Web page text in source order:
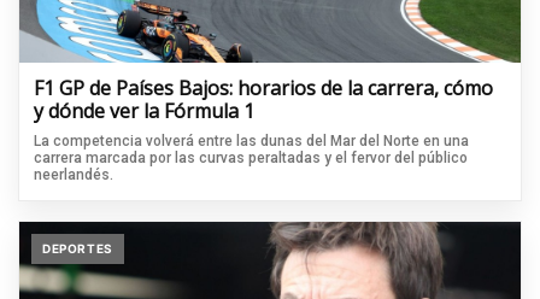
F1 GP de Países Bajos: horarios de la carrera, cómo
y dónde ver la Fórmula 1
La competencia volverá entre las dunas del Mar del Norte en una
carrera marcada por las curvas peraltadas y el fervor del público
neerlandés.
DEPORTES